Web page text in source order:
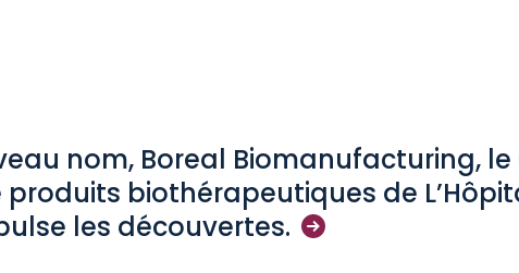
nom, Boreal Biomanufacturing,
biothérapeutiques de
les découvertes.